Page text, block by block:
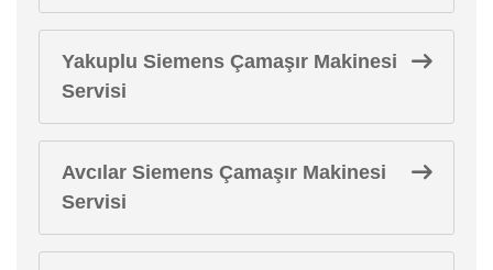
Yakuplu Siemens Çamaşır Makinesi
Servisi
Avcılar Siemens Çamaşır Makinesi
Servisi